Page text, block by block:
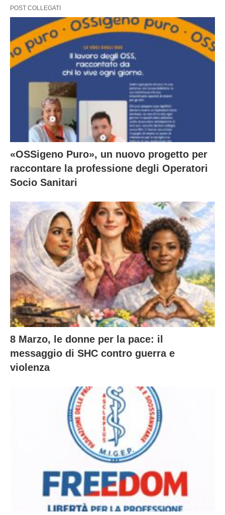
POST COLLEGATI
«OSSigeno Puro», un nuovo progetto per
raccontare la professione degli Operatori
Socio Sanitari
8 Marzo, le donne per la pace: il
messaggio di SHC contro guerra e
violenza